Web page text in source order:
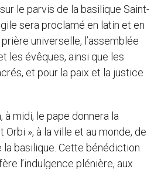
le parvis de la basilique Saint-
sera proclamé en latin et en
universelle, l’assemblée
les évêques, ainsi que les
et pour la paix et la justice
midi, le pape donnera la
Orbi », à la ville et au monde, de
la basilique. Cette bénédiction
l’indulgence plénière, aux